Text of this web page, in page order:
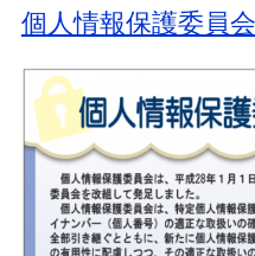
個人情報保護委員